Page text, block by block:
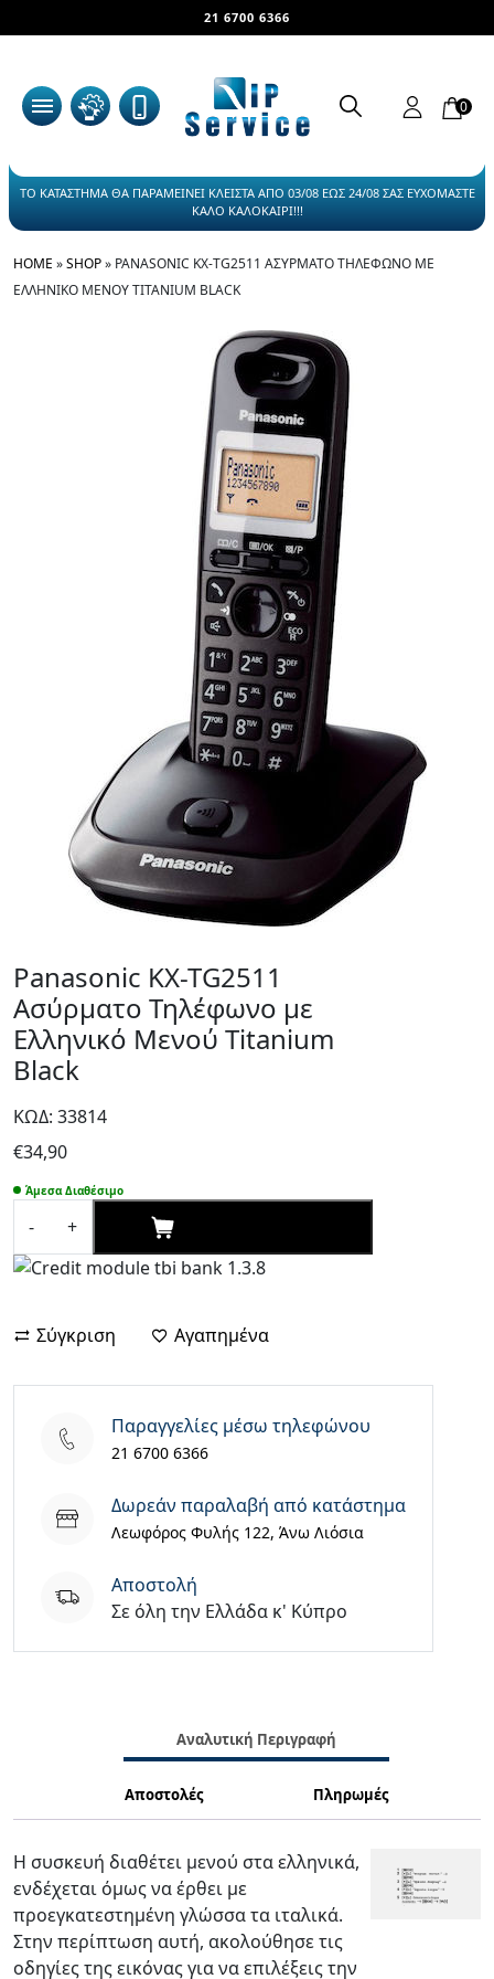
21 6700 6366
0
ΤΟ ΚΑΤΑΣΤΗΜΑ ΘΑ ΠΑΡΑΜΕΙΝΕΙ ΚΛΕΙΣΤΑ ΑΠΟ 03/08 ΕΩΣ 24/08 ΣΑΣ ΕΥΧΟΜΑΣΤΕ
ΚΑΛΟ ΚΑΛΟΚΑΙΡΙ!!!
HOME »SHOP» PANASONIC KX-TG2511 ΑΣΎΡΜΑΤΟ ΤΗΛΈΦΩΝΟ ΜΕ
ΕΛΛΗΝΙΚΌ ΜΕΝΟΎ TITANIUM BLACK
Panasonic KX-TG2511
Ασύρματο Τηλέφωνο με
Ελληνικό Μενού Titanium
Black
ΚΩΔ: 33814
€34,90
Άμεσα Διαθέσιμο
-
Panasonic
KX-
Τηλέφωνο
Μενού
Titanium
ποσότητα
+
Σύγκριση Αγαπημένα
Παραγγελίες μέσω τηλεφώνου
21 6700 6366
Δωρεάν παραλαβή από κατάστημα
Λεωφόρος Φυλής 122, Άνω Λιόσια
Aποστολή
Σε όλη την Ελλάδα κ' Κύπρο
Αναλυτική Περιγραφή
Αποστολές Πληρωμές
Η συσκευή διαθέτει μενού στα ελληνικά,
ενδέχεται όμως να έρθει με
προεγκατεστημένη γλώσσα τα ιταλικά.
Στην περίπτωση αυτή, ακολούθησε τις
οδηγίες της εικόνας για να επιλέξεις την